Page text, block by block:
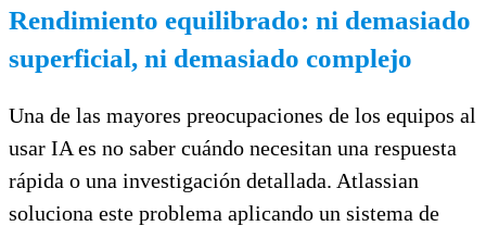
Rendimiento equilibrado: ni demasiado
superficial, ni demasiado complejo
Una de las mayores preocupaciones de los equipos al
usar IA es no saber cuándo necesitan una respuesta
rápida o una investigación detallada. Atlassian
soluciona este problema aplicando un sistema de